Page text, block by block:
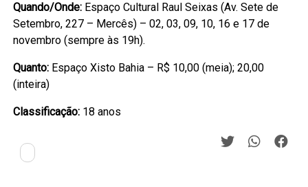
Quando/Onde: Espaço Cultural Raul Seixas (Av. Sete de
Setembro, 227 – Mercês) – 02, 03, 09, 10, 16 e 17 de
novembro (sempre às 19h).
Quanto: Espaço Xisto Bahia – R$ 10,00 (meia); 20,00
(inteira)
Classificação: 18 anos